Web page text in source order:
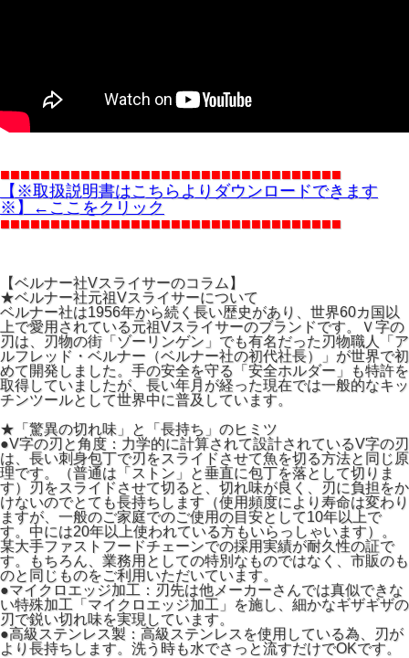
■■■■■■■■■■■■■■■■■■■■■■■■■■■■■■■■■■
【※取扱説明書はこちらよりダウンロードできます
※】←ここをクリック
■■■■■■■■■■■■■■■■■■■■■■■■■■■■■■■■■■
【ベルナー社Vスライサーのコラム】
★ベルナー社元祖Vスライサーについて
ベルナー社は1956年から続く長い歴史があり、世界60カ国以
上で愛用されている元祖Vスライサーのブランドです。Ｖ字の
刃は、刃物の街「ゾーリンゲン」でも有名だった刃物職人「ア
ルフレッド・ベルナー（ベルナー社の初代社長）」が世界で初
めて開発しました。手の安全を守る「安全ホルダー」も特許を
取得していましたが、長い年月が経った現在では一般的なキッ
チンツールとして世界中に普及しています。
★「驚異の切れ味」と「長持ち」のヒミツ
●V字の刃と角度：力学的に計算されて設計されているV字の刃
は、長い刺身包丁で刃をスライドさせて魚を切る方法と同じ原
理です。（普通は「ストン」と垂直に包丁を落として切りま
す）刃をスライドさせて切ると、切れ味が良く、刃に負担をか
けないのでとても長持ちします（使用頻度により寿命は変わり
ますが、一般のご家庭でのご使用の目安として10年以上で
す。中には20年以上使われている方もいらっしゃいます）。
某大手ファストフードチェーンでの採用実績が耐久性の証で
す。もちろん、業務用としての特別なものではなく、市販のも
のと同じものをご利用いただいています。
●マイクロエッジ加工：刃先は他メーカーさんでは真似できな
い特殊加工「マイクロエッジ加工」を施し、細かなギザギザの
刃で鋭い切れ味を実現しています。
●高級ステンレス製：高級ステンレスを使用している為、刃が
より長持ちします。洗う時も水でさっと流すだけでOKです。